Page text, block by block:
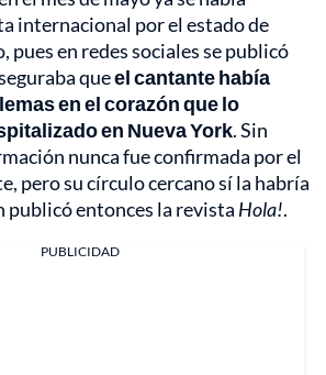
internacional por el estado de
pues en redes sociales se publicó
queel cantante había
en el corazón que lo
en Nueva York. Sin
nunca fue confirmada por el
pero su círculo cercano sí la habría
publicó entonces la revista Hola!.
PUBLICIDAD